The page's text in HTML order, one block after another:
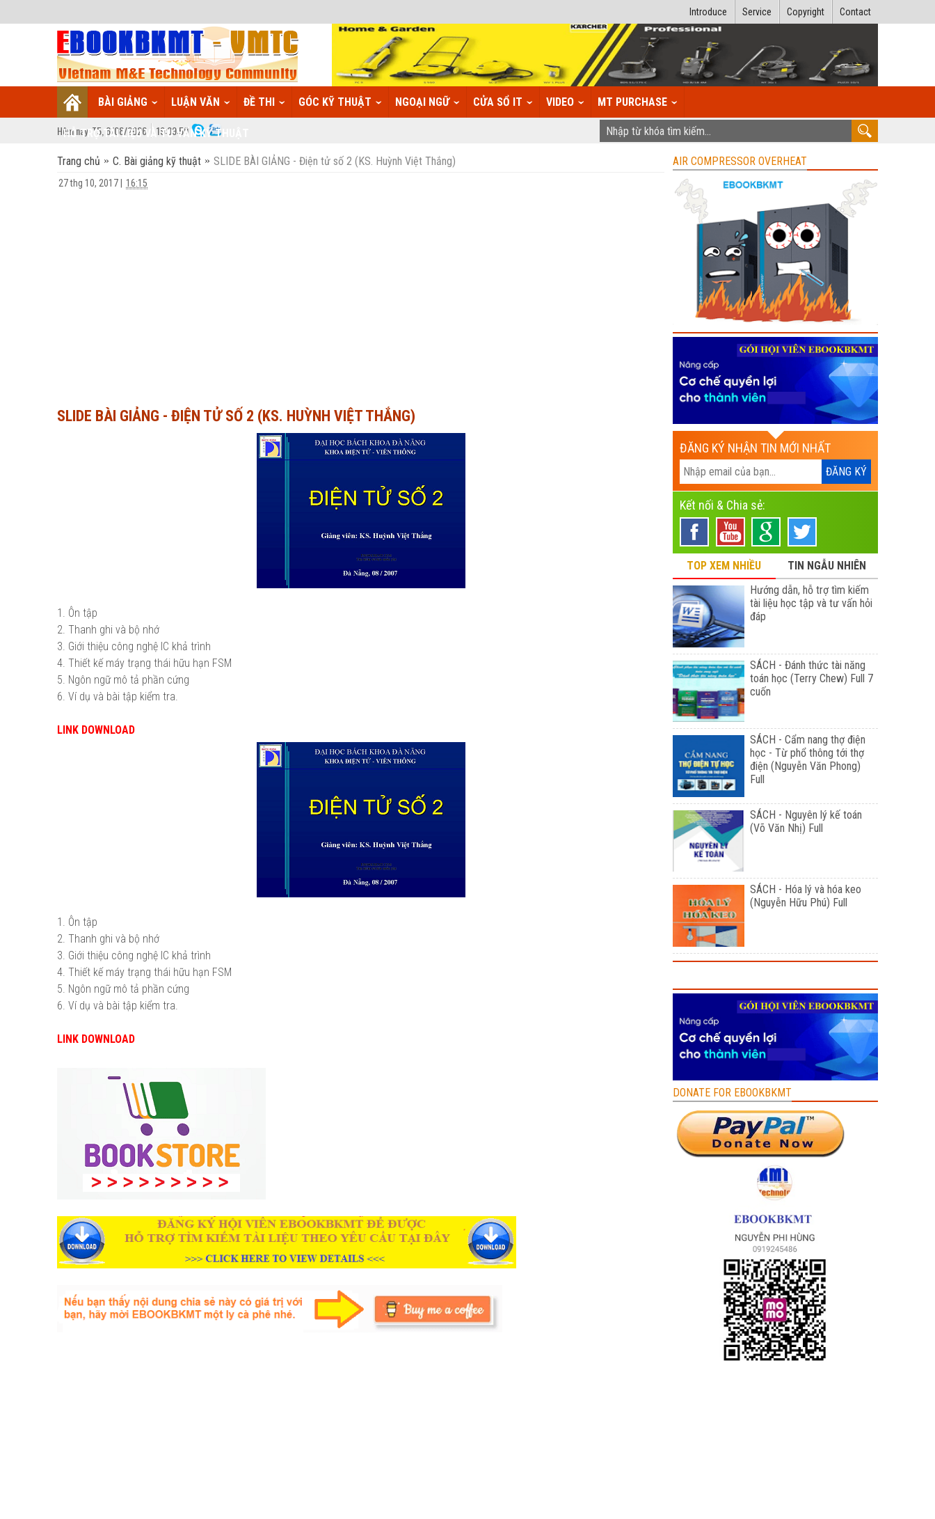
Contact
Copyright
Service
Introduce
BÀI GIẢNG LUẬN VĂN ĐỀ THI GÓC KỸ THUẬT NGOẠI NGỮ CỬA SỔ IT VIDEO MT PURCHASE
HỖ TRỢ TÀI LIỆU VÀ TƯ VẤN KỸ THUẬT
Hôm nay: T5, 6/08/2026 19:09:59
Trang chủ C. Bài giảng kỹ thuật SLIDE BÀI GIẢNG - Điện tử số 2 (KS. Huỳnh Việt Thắng)
27 thg 10, 2017 16:15
SLIDE BÀI GIẢNG - ĐIỆN TỬ SỐ 2 (KS. HUỲNH VIỆT THẮNG)
1. Ôn tập
2. Thanh ghi và bộ nhớ
3. Giới thiệu công nghệ IC khả trình
4. Thiết kế máy trạng thái hữu hạn FSM
5. Ngôn ngữ mô tả phần cứng
6. Ví dụ và bài tập kiểm tra.
LINK DOWNLOAD
1. Ôn tập
2. Thanh ghi và bộ nhớ
3. Giới thiệu công nghệ IC khả trình
4. Thiết kế máy trạng thái hữu hạn FSM
5. Ngôn ngữ mô tả phần cứng
6. Ví dụ và bài tập kiểm tra.
LINK DOWNLOAD
AIR COMPRESSOR OVERHEAT
ĐĂNG KÝ NHẬN TIN MỚI NHẤT
Kết nối & Chia sẻ:
TOP XEM NHIỀU
TIN NGẪU NHIÊN
Hướng dẫn, hỗ trợ tìm kiếm
tài liệu học tập và tư vấn hỏi
đáp
SÁCH - Đánh thức tài năng
toán học (Terry Chew) Full 7
cuốn
SÁCH - Cẩm nang thợ điện
học - Từ phổ thông tới thợ
điện (Nguyễn Văn Phong)
Full
SÁCH - Nguyên lý kế toán
(Võ Văn Nhị) Full
SÁCH - Hóa lý và hóa keo
(Nguyễn Hữu Phú) Full
DONATE FOR EBOOKBKMT